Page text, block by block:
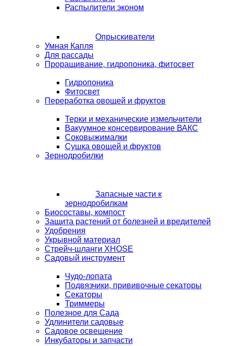
Распылители эконом
Опрыскиватели
Умная Капля
Для рассады
Проращивание, гидропоника, фитосвет
Гидропоника
Фитосвет
Переработка овощей и фруктов
Терки и механические измельчители
Вакуумное консервирование ВАКС
Соковыжималки
Сушка овощей и фруктов
Зернодробилки
Запасные части к
зернодробилкам
Биосоставы, компост
Защита растений от болезней и вредителей
Удобрения
Укрывной материал
Стрейч-шланги XHOSE
Садовый инструмент
Чудо-лопата
Подвязчики, прививочные секаторы
Секаторы
Триммеры
Полезное для Сада
Удлинители садовые
Садовое освещение
Инкубаторы и запчасти